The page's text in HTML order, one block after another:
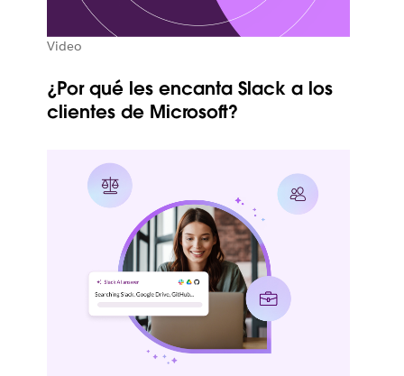
Video
¿Por qué les encanta Slack a los
clientes de Microsoft?